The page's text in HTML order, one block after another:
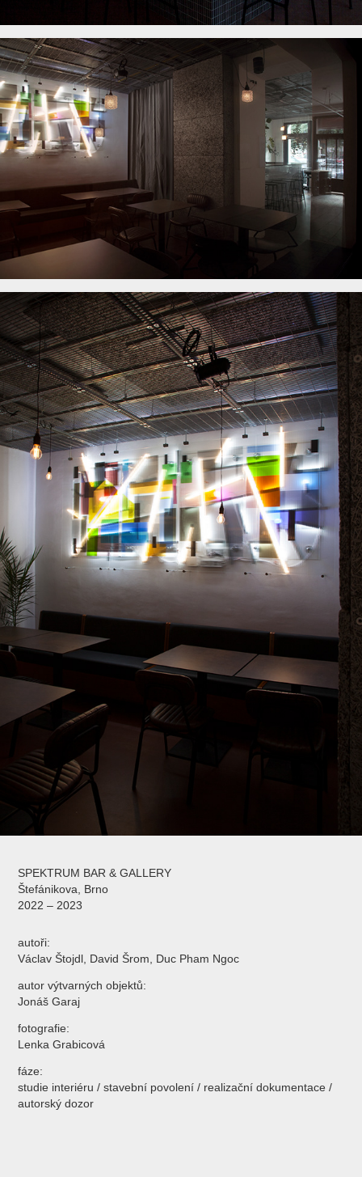
SPEKTRUM BAR & GALLERY
Štefánikova, Brno
2022 – 2023
autoři:
Václav Štojdl, David Šrom, Duc Pham Ngoc
autor výtvarných objektů:
Jonáš Garaj
fotografie:
Lenka Grabicová
fáze:
studie interiéru / stavební povolení / realizační dokumentace /
autorský dozor